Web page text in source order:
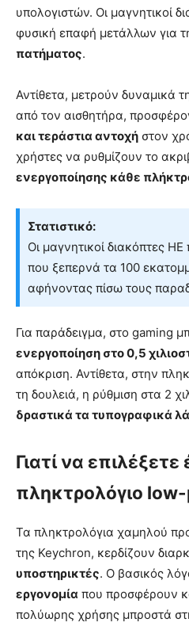
υπολογιστών. Οι μαγνητικοί
φυσική επαφή μετάλλων για
πατήματος.
Αντίθετα, μετρούν δυναμικά
από τον αισθητήρα,
και τεράστια αντοχή στον
χρήστες να ρυθμίζουν το
ενεργοποίησης κάθε
Στατιστικό:
Οι μαγνητικοί διακόπτες
που ξεπερνά τα 100
αφήνοντας πίσω τους
Για παράδειγμα, στο gaming
ενεργοποίηση στο 0,5
απόκριση. Αντίθετα, στην
τη δουλειά, η ρύθμιση στα 2
δραστικά τα τυπογραφικά
Γιατί να επιλέξετε
πληκτρολόγιο
Τα πληκτρολόγια χαμηλού
της Keychron, κερδίζουν
υποστηρικτές. Ο βασικός
εργονομία που προσφέρουν
πολύωρης χρήσης μπροστά